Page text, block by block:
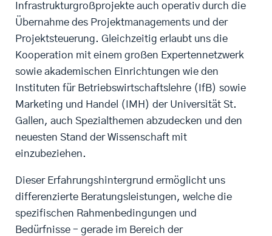
Infrastrukturgroßprojekte auch operativ durch die
Übernahme des Projektmanagements und der
Projektsteuerung. Gleichzeitig erlaubt uns die
Kooperation mit einem großen Expertennetzwerk
sowie akademischen Einrichtungen wie den
Instituten für Betriebswirtschaftslehre (IfB) sowie
Marketing und Handel (IMH) der Universität St.
Gallen, auch Spezialthemen abzudecken und den
neuesten Stand der Wissenschaft mit
einzubeziehen.
Dieser Erfahrungshintergrund ermöglicht uns
differenzierte Beratungsleistungen, welche die
spezifischen Rahmenbedingungen und
Bedürfnisse – gerade im Bereich der